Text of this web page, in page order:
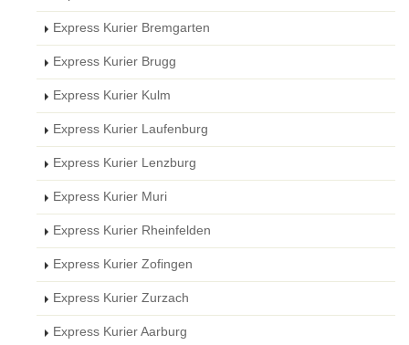
Express Kurier Bremgarten
Express Kurier Brugg
Express Kurier Kulm
Express Kurier Laufenburg
Express Kurier Lenzburg
Express Kurier Muri
Express Kurier Rheinfelden
Express Kurier Zofingen
Express Kurier Zurzach
Express Kurier Aarburg